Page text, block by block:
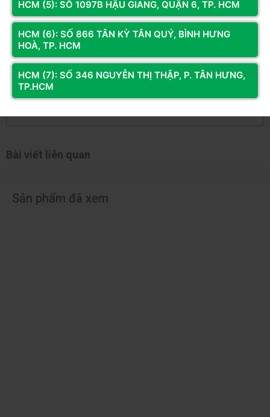
Gửi đánh giá của bạn
Hỏi và đáp (0 bình luận)
Bài viết liên quan
Sản phẩm đã xem
HCM (5): SỐ 1097B HẬU GIANG, QUẬN 6, TP. HCM
HCM (6): SỐ 866 TÂN KỲ TÂN QUÝ, BÌNH HƯNG
HOÀ, TP. HCM
HCM (7): SỐ 346 NGUYỄN THỊ THẬP, P. TÂN HƯNG,
TP.HCM